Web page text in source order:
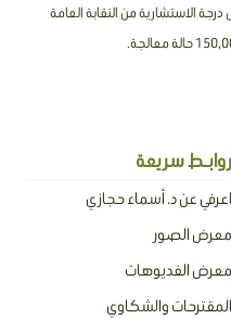
درجة الاستشارية من النقابة العامة
روابـط سريعة
اعرفي عن د. أسماء حجازي
معرض الصور
معرض الفديوهات
المقترحات والشكاوي